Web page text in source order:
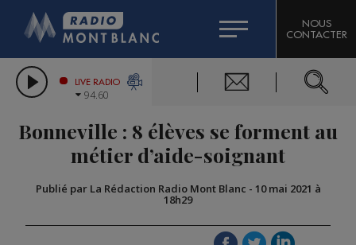
LES CHRONIQUES DE L'EXPERT
CITIZEN MACHINERY
GRAND MASSIF DOMAINES SKIABLES
BIGARD
COMPAGNIE DU MONT-BLANC
NOUS
CONTACTER
LIVE RADIO
94.60
Bonneville : 8 élèves se forment au
métier d’aide-soignant
Publié par La Rédaction Radio Mont Blanc - 10 mai 2021 à
18h29